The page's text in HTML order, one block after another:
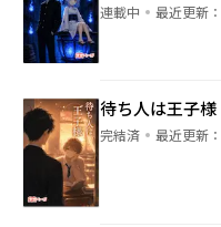
連載中 最近更新：
待ち人は王子様
完結済 最近更新：